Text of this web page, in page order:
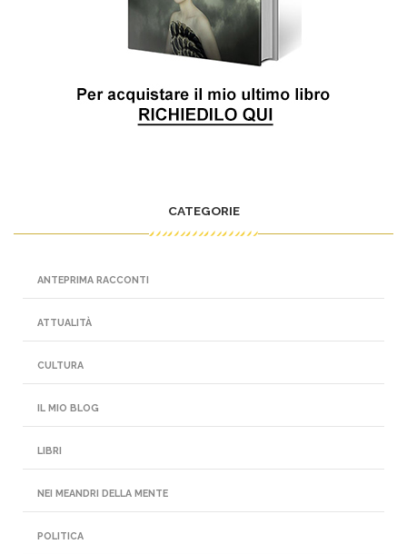
CATEGORIE
ANTEPRIMA RACCONTI
ATTUALITÀ
CULTURA
IL MIO BLOG
LIBRI
NEI MEANDRI DELLA MENTE
POLITICA